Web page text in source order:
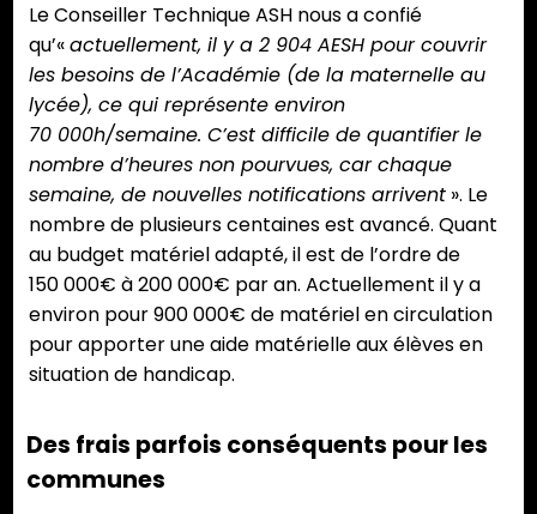
Le Conseiller Technique ASH nous a confié
qu’«actuellement, il y a 2 904 AESH pour couvrir
les besoins de l’Académie (de la maternelle au
lycée), ce qui représente environ
70 000h/semaine. C’est difficile de quantifier le
nombre d’heures non pourvues, car chaque
semaine, de nouvelles notifications arrivent ». Le
nombre de plusieurs centaines est avancé. Quant
au budget matériel adapté, il est de l’ordre de
150 000€ à 200 000€ par an. Actuellement il y a
environ pour 900 000€ de matériel en circulation
pour apporter une aide matérielle aux élèves en
situation de handicap.
Des frais parfois conséquents pour les
communes